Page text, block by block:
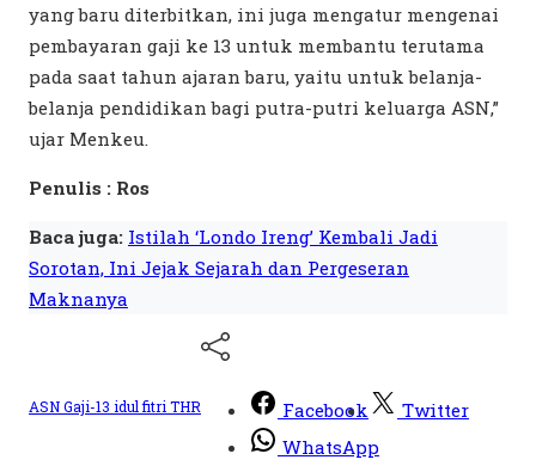
yang baru diterbitkan, ini juga mengatur mengenai
pembayaran gaji ke 13 untuk membantu terutama
pada saat tahun ajaran baru, yaitu untuk belanja-
belanja pendidikan bagi putra-putri keluarga ASN,”
ujar Menkeu.
Penulis : Ros
Baca juga: Istilah ‘Londo Ireng’ Kembali Jadi
Sorotan, Ini Jejak Sejarah dan Pergeseran
Maknanya
ASNGaji-13 idul fitri THR Facebook
Twitter
WhatsApp